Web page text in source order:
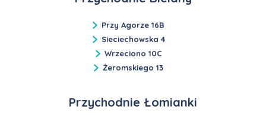
Przy Agorze 16B
Sieciechowska 4
Wrzeciono 10C
Żeromskiego 13
Przychodnie Łomianki